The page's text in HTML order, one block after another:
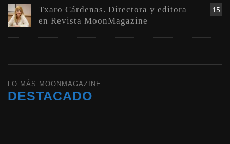
15
Txaro Cárdenas. Directora y editora
en Revista MoonMagazine
LO MÁS MOONMAGAZINE
DESTACADO